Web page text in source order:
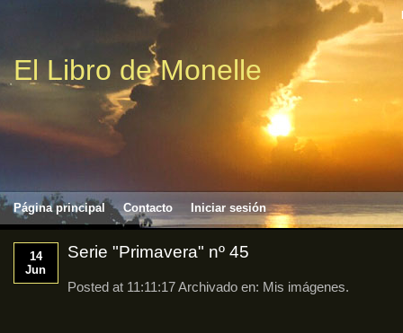
El Libro de Monelle
Página principal Contacto Iniciar sesión
14
Jun
Serie "Primavera" nº 45
Posted at 11:11:17 Archivado en: Mis imágenes.